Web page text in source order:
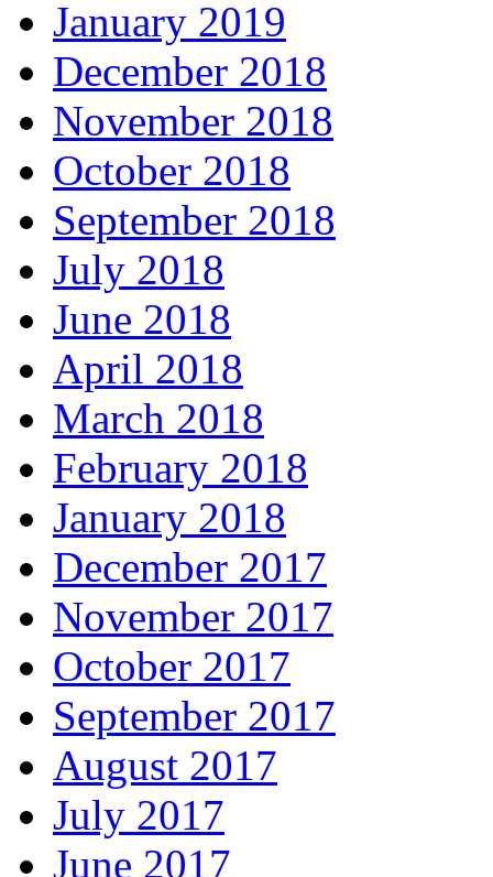
January 2019
December 2018
November 2018
October 2018
September 2018
July 2018
June 2018
April 2018
March 2018
February 2018
January 2018
December 2017
November 2017
October 2017
September 2017
August 2017
July 2017
June 2017